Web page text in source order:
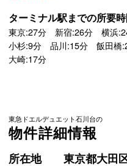
ターミナル駅までの所要
東京:27分 新宿:26分 横浜
小杉:9分 品川:15分 飯田
大崎:17分
東急ドエルデュエット石川台の
物件詳細情報
所在地
東京都大田